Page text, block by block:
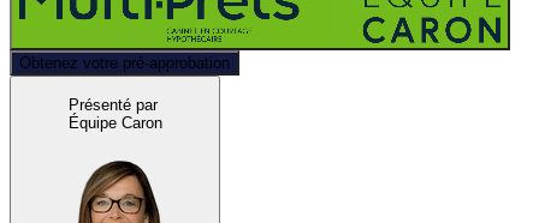
Obtenez votre pré-approbation
Présenté par
Équipe Caron